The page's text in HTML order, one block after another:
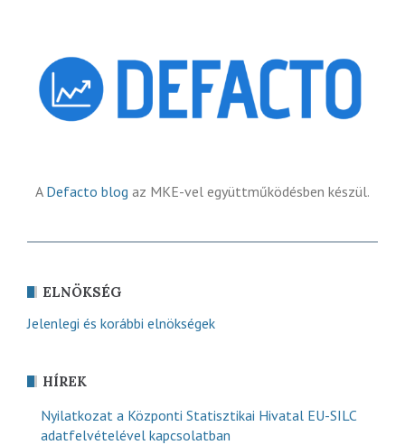
A Defacto blog az MKE-vel együttműködésben készül.
ELNÖKSÉG
Jelenlegi és korábbi elnökségek
HÍREK
Nyilatkozat a Központi Statisztikai Hivatal EU-SILC
adatfelvételével kapcsolatban